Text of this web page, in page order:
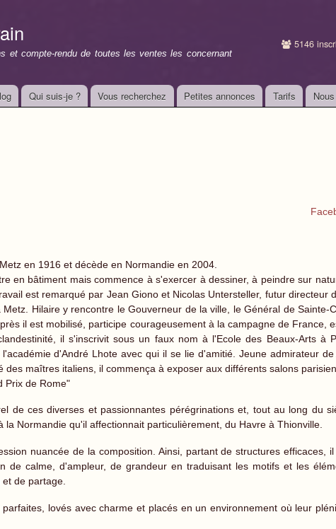
et compte-rendu de toutes les ventes les concernant
5146
Qui suis-je ? Vous recherchez Petites annonces Tarifs
en 1916 et décède en Normandie en 2004.
en bâtiment mais commence à s'exercer à dessiner, à peindre sur
est remarqué par Jean Giono et Nicolas Untersteller, futur directeur
Hilaire y rencontre le Gouverneur de la ville, le Général de Sainte-
il est mobilisé, participe courageusement à la campagne de France,
il s'inscrivit sous un faux nom à l'Ecole des Beaux-Arts à
d'André Lhote avec qui il se lie d'amitié. Jeune admirateur
maîtres italiens, il commença à exposer aux différents salons
Prix de Rome"
de ces diverses et passionnantes pérégrinations et, tout au long du
la Normandie qu'il affectionnait particulièrement, du Havre à Thionville.
nuancée de la composition. Ainsi, partant de structures efficaces,
de calme, d'ampleur, de grandeur en traduisant les motifs et les
de partage.
lovés avec charme et placés en un environnement où leur